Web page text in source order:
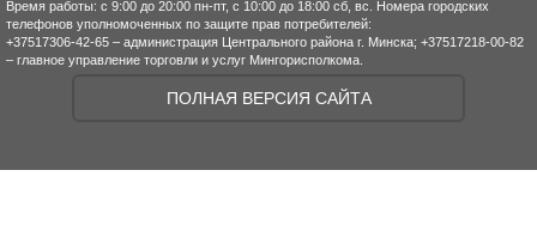
Время работы: с 9:00 до 20:00 пн-пт, с 10:00 до 18:00 сб, вс. Номера городских
телефонов уполномоченных по защите прав потребителей:
+37517306-42-65 – администрация Центрального района г. Минска; +37517218-00-82
– главное управление торговли и услуг Мингорисполкома.
ПОЛНАЯ ВЕРСИЯ САЙТА